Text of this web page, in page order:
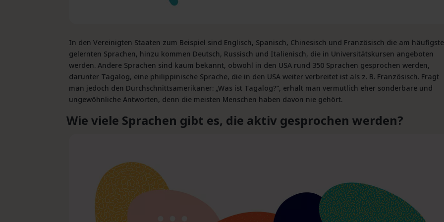
In den Vereinigten Staaten zum Beispiel sind Englisch, Spanisch, Chinesisch und Französisch die am
gelernten Sprachen, hinzu kommen Deutsch, Russisch und Italienisch, die in Universitätskursen angeboten
werden. Andere Sprachen sind kaum bekannt, obwohl in den USA rund 350 Sprachen gesprochen werden,
darunter Tagalog, eine philippinische Sprache, die in den USA weiter verbreitet ist als z. B. Französisch. Fragt
man jedoch den Durchschnittsamerikaner: „Was ist Tagalog?“, erhält man vermutlich eher sonderbare und
ungewöhnliche Antworten, denn die meisten Menschen haben davon nie gehört.
Wie viele Sprachen gibt es, die aktiv gesprochen werden?